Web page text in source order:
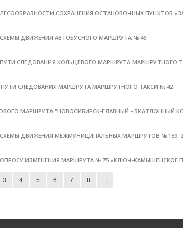
СОХРАНЕНИЯ ОСТАНОВОЧНЫХ ПУНКТОВ
ДВИЖЕНИЯ АВТОБУСНОГО МАРШРУТА № 46
СЛЕДОВАНИЯ КОЛЬЦЕВОГО МАРШРУТА МАРШРУТНОГО
СЛЕДОВАНИЯ МАРШРУТА МАРШРУТНОГО ТАКСИ № 42
МАРШРУТА "НОВОСИБИРСК-ГЛАВНЫЙ - БИАТЛОННЫЙ
ДВИЖЕНИЯ МЕЖМУНИЦИПАЛЬНЫХ МАРШРУТОВ № 139,
ИЗМЕНЕНИЯ МАРШРУТА № 75 «КЛЮЧ-КАМЫШЕНСКОЕ
3 4 5 6 7 8